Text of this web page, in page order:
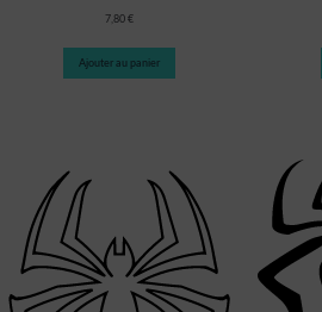
7,80 €
Ajouter au panier